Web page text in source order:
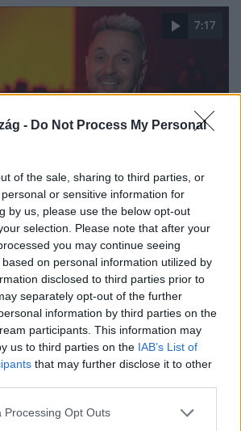
- Do Not Process My Personal
of the sale, sharing to third parties, or
or sensitive information for
by us, please use the below opt-out
selection. Please note that after your
you may continue seeing
on personal information utilized by
disclosed to third parties prior to
separately opt-out of the further
information by third parties on the
participants. This information may
us to third parties on the IAB’s List of
that may further disclose it to other
website/app uses one or more Google
Processing Opt Outs
mesejátékon is dolgozik, amelynek
esernyő” című előadás Csetényi
pedig Presser Gábor írta – a
a legkisebbek.
7:17
a szajrét” – Majka koncertje
mögött
Showján egyedül a Fókusz lehetett ott
az rtl.hu-n.
2:55